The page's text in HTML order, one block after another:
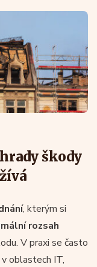
škody
, kterým si
rozsah
V praxi se často
v oblastech IT,